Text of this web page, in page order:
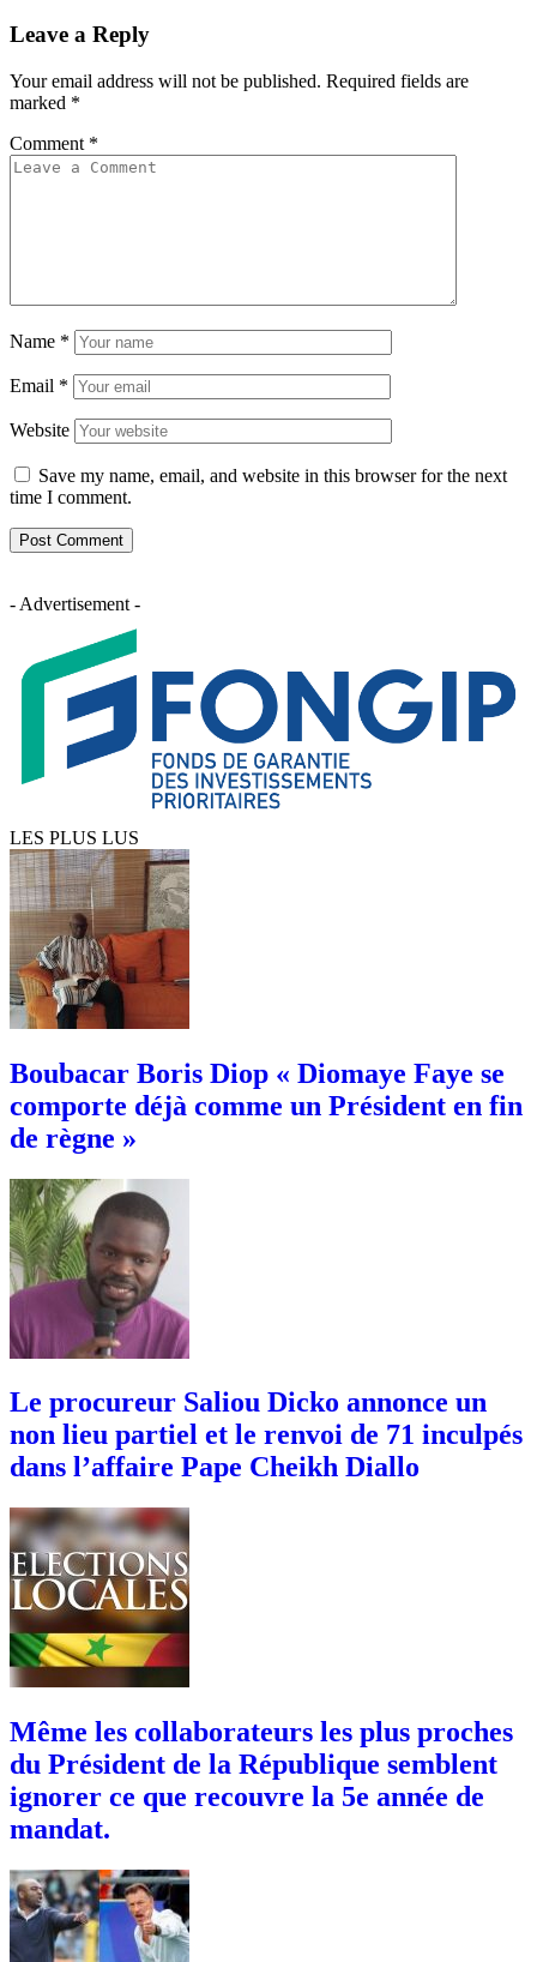
Leave a Reply
Your email address will not be published. Required fields are
marked *
Comment *
Name *
Email *
Website
Save my name, email, and website in this browser for the next
time I comment.
- Advertisement -
LES PLUS LUS
Boubacar Boris Diop « Diomaye Faye se
comporte déjà comme un Président en fin
de règne »
Le procureur Saliou Dicko annonce un
non lieu partiel et le renvoi de 71 inculpés
dans l’affaire Pape Cheikh Diallo
Même les collaborateurs les plus proches
du Président de la République semblent
ignorer ce que recouvre la 5e année de
mandat.